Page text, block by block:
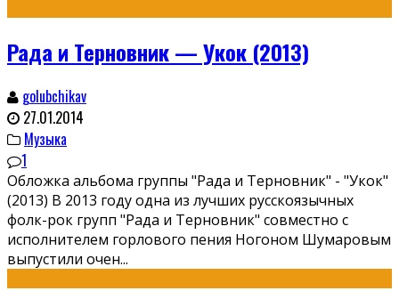
Рада и Терновник — Укок (2013)
golubchikav
27.01.2014
Музыка
1
Обложка альбома группы "Рада и Терновник" - "Укок"
(2013) В 2013 году одна из лучших русскоязычных
фолк-рок групп "Рада и Терновник" совместно с
исполнителем горлового пения Ногоном Шумаровым
выпустили очен...